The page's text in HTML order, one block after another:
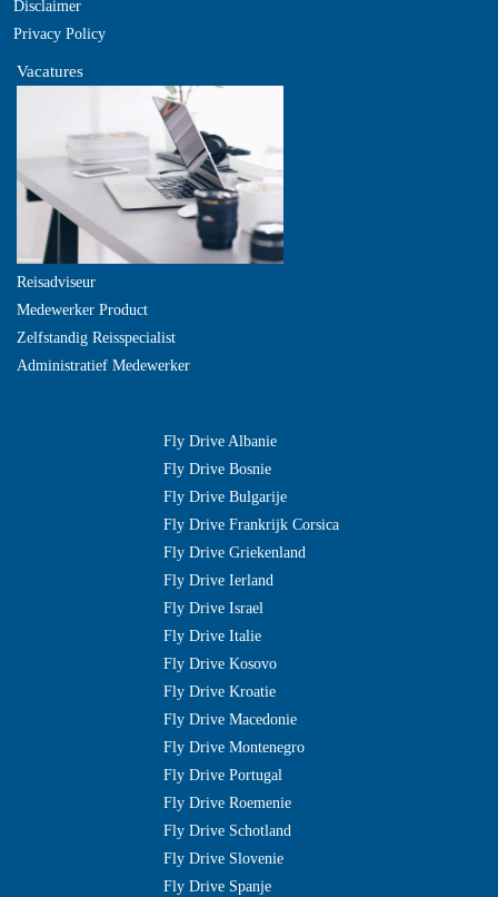
Disclaimer
Privacy Policy
Vacatures
Reisadviseur
Medewerker Product
Zelfstandig Reisspecialist
Administratief Medewerker
Fly Drive Albanie
Fly Drive Bosnie
Fly Drive Bulgarije
Fly Drive Frankrijk Corsica
Fly Drive Griekenland
Fly Drive Ierland
Fly Drive Israel
Fly Drive Italie
Fly Drive Kosovo
Fly Drive Kroatie
Fly Drive Macedonie
Fly Drive Montenegro
Fly Drive Portugal
Fly Drive Roemenie
Fly Drive Schotland
Fly Drive Slovenie
Fly Drive Spanje